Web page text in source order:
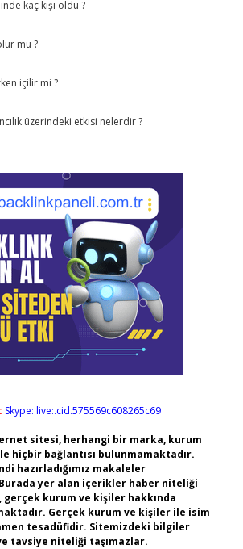
kaç kişi öldü ?
mu ?
içilir mi ?
üzerindeki etkisi nelerdir ?
Skype: live:.cid.575569c608265c69
sitesi, herhangi bir marka, kurum
hiçbir bağlantısı bulunmamaktadır.
hazırladığımız makaleler
yer alan içerikler haber niteliği
gerçek kurum ve kişiler hakkında
Gerçek kurum ve kişiler ile isim
tesadüfidir. Sitemizdeki bilgiler
tavsiye niteliği taşımazlar.